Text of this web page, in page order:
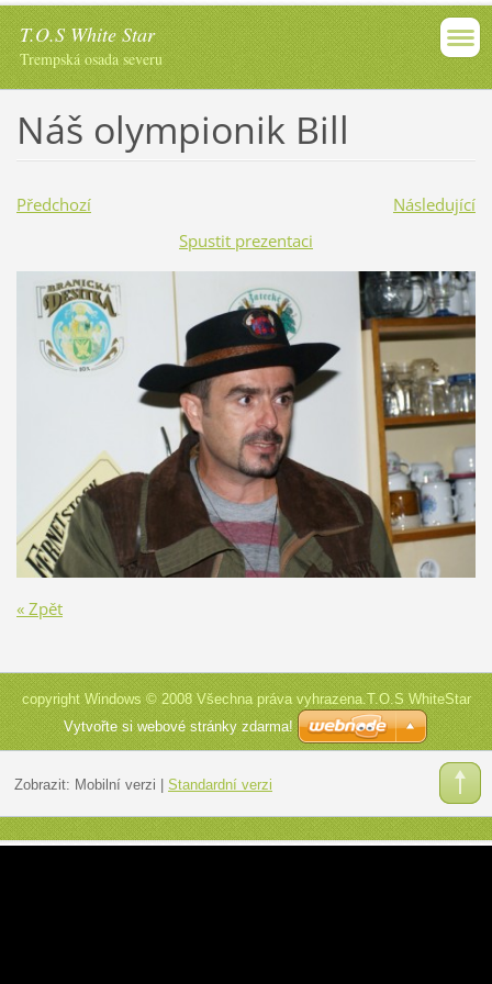
T.O.S White Star
Trempská osada severu
Náš olympionik Bill
Předchozí
Následující
Spustit prezentaci
« Zpět
copyright Windows © 2008 Všechna práva vyhrazena.T.O.S WhiteStar
Vytvořte si webové stránky zdarma!
Zobrazit: Mobilní verzi | Standardní verzi